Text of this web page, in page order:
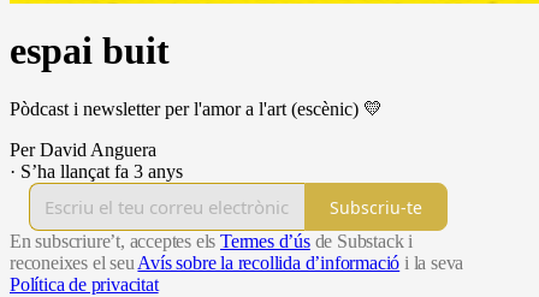
espai buit
Pòdcast i newsletter per l'amor a l'art (escènic) 💛
Per David Anguera
· S’ha llançat fa 3 anys
Subscriu-te
En subscriure’t, acceptes elsTermes d’úsde Substack i
reconeixes el seuAvís sobre la recollida d’informació i la seva
Política de privacitat